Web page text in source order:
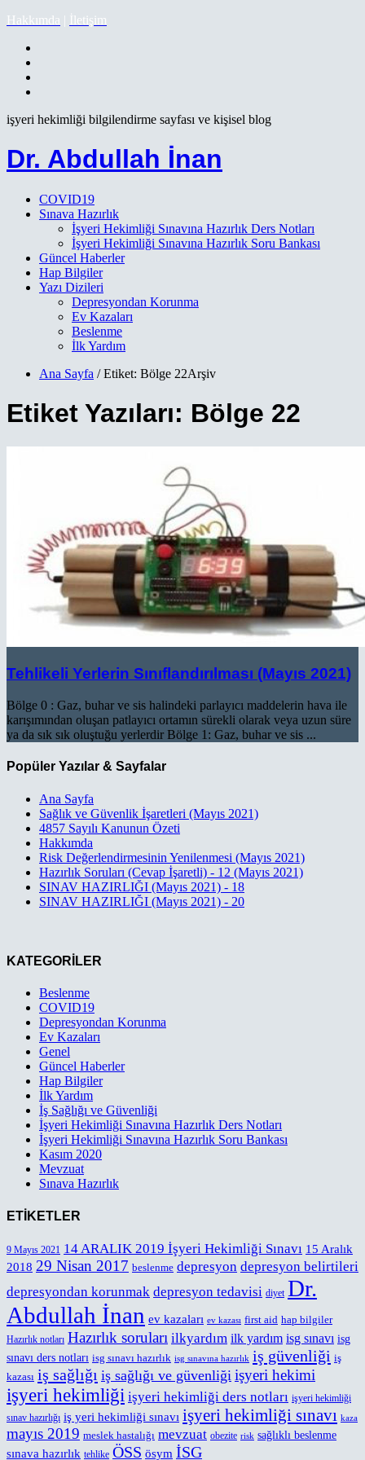
Hakkımda | İletişim
işyeri hekimliği bilgilendirme sayfası ve kişisel blog
Dr. Abdullah İnan
COVID19
Sınava Hazırlık
İşyeri Hekimliği Sınavına Hazırlık Ders Notları
İşyeri Hekimliği Sınavına Hazırlık Soru Bankası
Güncel Haberler
Hap Bilgiler
Yazı Dizileri
Depresyondan Korunma
Ev Kazaları
Beslenme
İlk Yardım
Ana Sayfa / Etiket: Bölge 22Arşiv
Etiket Yazıları: Bölge 22
Tehlikeli Yerlerin Sınıflandırılması (Mayıs 2021)
Bölge 0 : Gaz, buhar ve sis halindeki parlayıcı maddelerin hava ile
karışımından oluşan patlayıcı ortamın sürekli olarak veya uzun süre
ya da sık sık oluştuğu yerlerdir Bölge 1: Gaz, buhar ve sis ...
Popüler Yazılar & Sayfalar
Ana Sayfa
Sağlık ve Güvenlik İşaretleri (Mayıs 2021)
4857 Sayılı Kanunun Özeti
Hakkımda
Risk Değerlendirmesinin Yenilenmesi (Mayıs 2021)
Hazırlık Soruları (Cevap İşaretli) - 12 (Mayıs 2021)
SINAV HAZIRLIĞI (Mayıs 2021) - 18
SINAV HAZIRLIĞI (Mayıs 2021) - 20
KATEGORİLER
Beslenme
COVID19
Depresyondan Korunma
Ev Kazaları
Genel
Güncel Haberler
Hap Bilgiler
İlk Yardım
İş Sağlığı ve Güvenliği
İşyeri Hekimliği Sınavına Hazırlık Ders Notları
İşyeri Hekimliği Sınavına Hazırlık Soru Bankası
Kasım 2020
Mevzuat
Sınava Hazırlık
ETİKETLER
9 Mayıs 2021 14 ARALIK 2019 İşyeri Hekimliği Sınavı 15 Aralık
2018 29 Nisan 2017 beslenme depresyon depresyon belirtileri
depresyondan korunmak depresyon tedavisi diyet Dr.
Abdullah İnan ev kazaları ev kazası first aid hap bilgiler
Hazırlık notları Hazırlık soruları ilkyardım ilk yardım isg sınavı isg
sınavı ders notları isg sınavı hazırlık isg sınavına hazırlık iş güvenliği iş
kazası iş sağlığı iş sağlığı ve güvenliği işyeri hekimi
işyeri hekimliği işyeri hekimliği ders notları işyeri hekimliği
sınav hazırlığı iş yeri hekimliği sınavı işyeri hekimliği sınavı kaza
mayıs 2019 meslek hastalığı mevzuat obezite risk sağlıklı beslenme
sınava hazırlık tehlike ÖSS ösym İSG